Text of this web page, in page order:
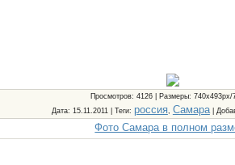
Просмотров: 4126 | Размеры: 740x493px/
Дата: 15.11.2011 | Теги: россия Самара|
Фото Самара в полном